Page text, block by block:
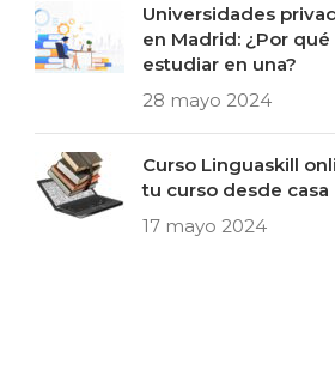
Universidades
en Madrid: ¿Por qué
estudiar en una?
28 mayo 2024
Curso Linguaskill
tu curso desde casa
17 mayo 2024